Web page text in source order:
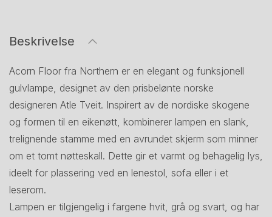
Beskrivelse
Acorn Floor fra Northern er en elegant og funksjonell
gulvlampe, designet av den prisbelønte norske
designeren Atle Tveit. Inspirert av de nordiske skogene
og formen til en eikenøtt, kombinerer lampen en slank,
trelignende stamme med en avrundet skjerm som minner
om et tomt nøtteskall. Dette gir et varmt og behagelig lys,
ideelt for plassering ved en lenestol, sofa eller i et
leserom.
Lampen er tilgjengelig i fargene hvit, grå og svart, og har